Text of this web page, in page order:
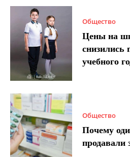
Общество
Цены на
снизились
учебного
Общество
Почему
продавали